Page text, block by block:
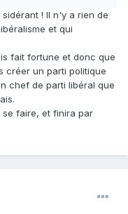
! Il n'y a rien de
et qui
fait fortune et donc que
créer un parti politique
chef de parti libéral que
se faire, et finira par